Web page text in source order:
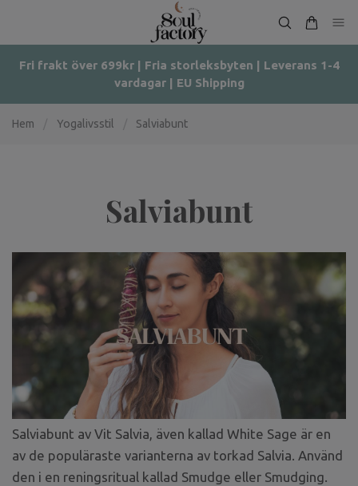
Fri frakt över 699kr | Fria storleksbyten | Leverans 1-4
vardagar | EU Shipping
Hem Yogalivsstil Salviabunt
Salviabunt
Salviabunt av Vit Salvia, även kallad White Sage är en
av de populäraste varianterna av torkad Salvia. Använd
den i en reningsritual kallad Smudge eller Smudging.